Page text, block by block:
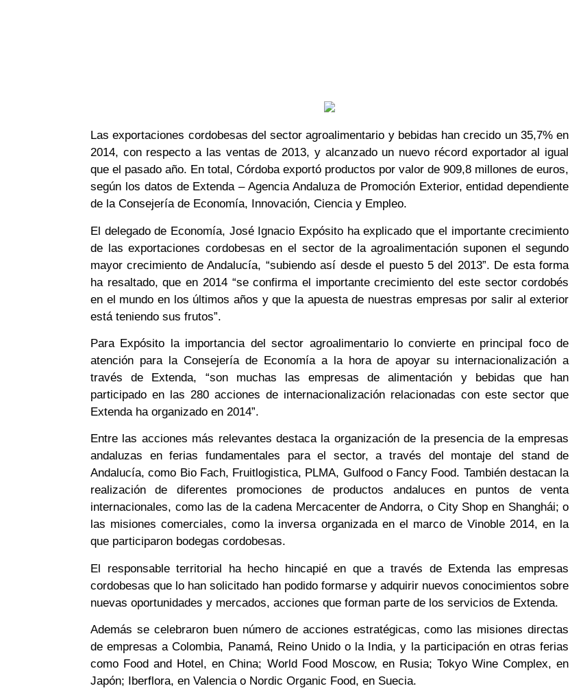
Las exportaciones cordobesas del sector agroalimentario y bebidas han crecido un 35,7% en
2014, con respecto a las ventas de 2013, y alcanzado un nuevo récord exportador al igual
que el pasado año. En total, Córdoba exportó productos por valor de 909,8 millones de euros,
según los datos de Extenda – Agencia Andaluza de Promoción Exterior, entidad dependiente
de la Consejería de Economía, Innovación, Ciencia y Empleo.
El delegado de Economía, José Ignacio Expósito ha explicado que el importante crecimiento
de las exportaciones cordobesas en el sector de la agroalimentación suponen el segundo
mayor crecimiento de Andalucía, “subiendo así desde el puesto 5 del 2013”. De esta forma
ha resaltado, que en 2014 “se confirma el importante crecimiento del este sector cordobés
en el mundo en los últimos años y que la apuesta de nuestras empresas por salir al exterior
está teniendo sus frutos”.
Para Expósito la importancia del sector agroalimentario lo convierte en principal foco de
atención para la Consejería de Economía a la hora de apoyar su internacionalización a
través de Extenda, “son muchas las empresas de alimentación y bebidas que han
participado en las 280 acciones de internacionalización relacionadas con este sector que
Extenda ha organizado en 2014”.
Entre las acciones más relevantes destaca la organización de la presencia de la empresas
andaluzas en ferias fundamentales para el sector, a través del montaje del stand de
Andalucía, como Bio Fach, Fruitlogistica, PLMA, Gulfood o Fancy Food. También destacan la
realización de diferentes promociones de productos andaluces en puntos de venta
internacionales, como las de la cadena Mercacenter de Andorra, o City Shop en Shanghái; o
las misiones comerciales, como la inversa organizada en el marco de Vinoble 2014, en la
que participaron bodegas cordobesas.
El responsable territorial ha hecho hincapié en que a través de Extenda las empresas
cordobesas que lo han solicitado han podido formarse y adquirir nuevos conocimientos sobre
nuevas oportunidades y mercados, acciones que forman parte de los servicios de Extenda.
Además se celebraron buen número de acciones estratégicas, como las misiones directas
de empresas a Colombia, Panamá, Reino Unido o la India, y la participación en otras ferias
como Food and Hotel, en China; World Food Moscow, en Rusia; Tokyo Wine Complex, en
Japón; Iberflora, en Valencia o Nordic Organic Food, en Suecia.